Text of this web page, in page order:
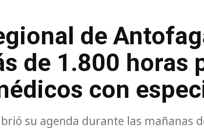
de
de 1.800 horas
con
su agenda durante las mañanas